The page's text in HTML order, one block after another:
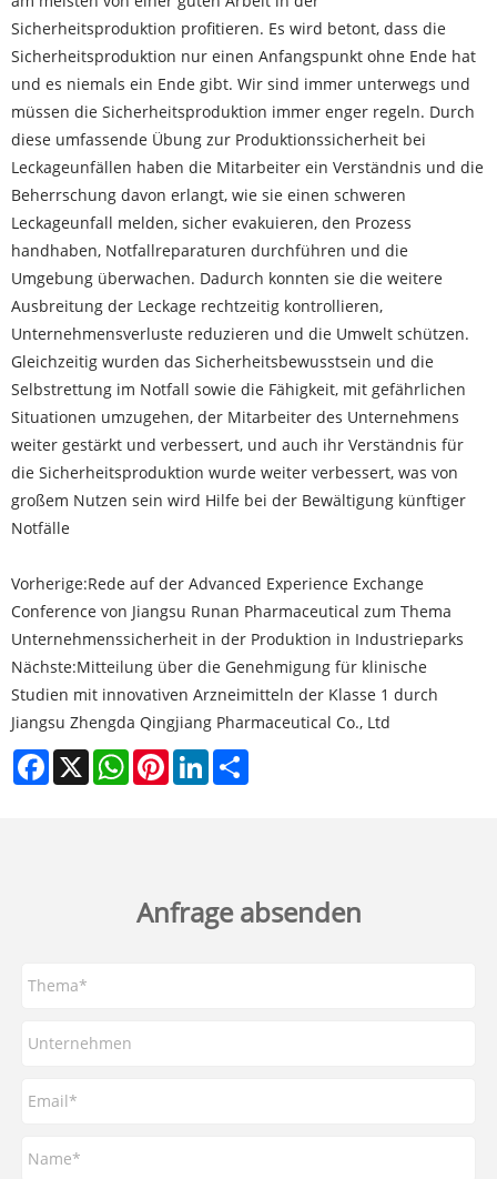
Sicherheitsproduktion profitieren. Es wird betont, dass die
Sicherheitsproduktion nur einen Anfangspunkt ohne Ende hat
und es niemals ein Ende gibt. Wir sind immer unterwegs und
müssen die Sicherheitsproduktion immer enger regeln. Durch
diese umfassende Übung zur Produktionssicherheit bei
Leckageunfällen haben die Mitarbeiter ein Verständnis und die
Beherrschung davon erlangt, wie sie einen schweren
Leckageunfall melden, sicher evakuieren, den Prozess
handhaben, Notfallreparaturen durchführen und die
Umgebung überwachen. Dadurch konnten sie die weitere
Ausbreitung der Leckage rechtzeitig kontrollieren,
Unternehmensverluste reduzieren und die Umwelt schützen.
Gleichzeitig wurden das Sicherheitsbewusstsein und die
Selbstrettung im Notfall sowie die Fähigkeit, mit gefährlichen
Situationen umzugehen, der Mitarbeiter des Unternehmens
weiter gestärkt und verbessert, und auch ihr Verständnis für
die Sicherheitsproduktion wurde weiter verbessert, was von
großem Nutzen sein wird Hilfe bei der Bewältigung künftiger
Notfälle
Vorherige:Rede auf der Advanced Experience Exchange
Conference von Jiangsu Runan Pharmaceutical zum Thema
Unternehmenssicherheit in der Produktion in Industrieparks
Nächste:Mitteilung über die Genehmigung für klinische
Studien mit innovativen Arzneimitteln der Klasse 1 durch
Jiangsu Zhengda Qingjiang Pharmaceutical Co., Ltd
Facebook
X WhatsAppPinterestLinkedIn
Anfrage absenden